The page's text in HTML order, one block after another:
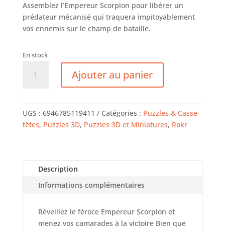
Assemblez l’Empereur Scorpion pour libérer un
prédateur mécanisé qui traquera impitoyablement
vos ennemis sur le champ de bataille.
En stock
Empereur
Ajouter au panier
UGS : 6946785119411 Catégories : Puzzles & Casse-
têtes, Puzzles 3D, Puzzles 3D et Miniatures, Rokr
Description
Informations complémentaires
Réveillez le féroce Empereur Scorpion et
menez vos camarades à la victoire Bien que